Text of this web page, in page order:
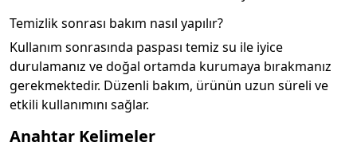
Temizlik sonrası bakım nasıl yapılır?
Kullanım sonrasında paspası temiz su ile iyice
durulamanız ve doğal ortamda kurumaya bırakmanız
gerekmektedir. Düzenli bakım, ürünün uzun süreli ve
etkili kullanımını sağlar.
Anahtar Kelimeler